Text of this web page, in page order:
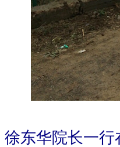
徐东华院长一